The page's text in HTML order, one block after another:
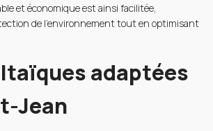
et économique est ainsi facilitée,
de l'environnement tout en optimisant
adaptées
Jean